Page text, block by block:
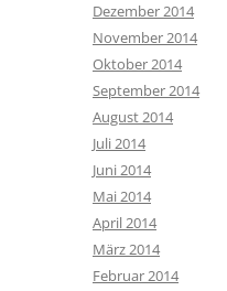
Dezember 2014
November 2014
Oktober 2014
September 2014
August 2014
Juli 2014
Juni 2014
Mai 2014
April 2014
März 2014
Februar 2014